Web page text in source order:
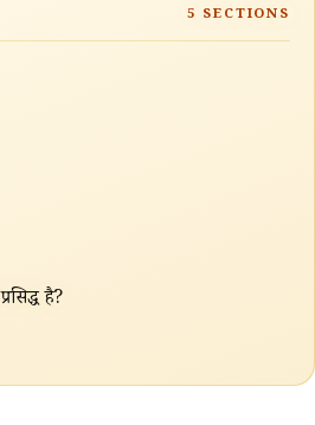
5 SECTIONS
है?